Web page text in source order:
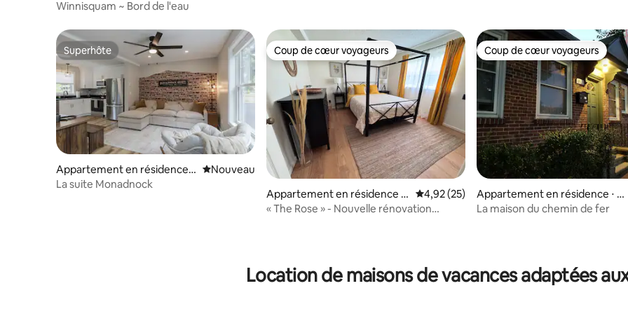
n
Winnisquam ~ Bord de l'eau
Superhôte
Superhôte
Appartement en résidence ⋅
Troy
Nouvel hébergement
Nouveau
La suite Monadnock
Coup de cœur voyageurs
Coup de cœur voyageurs
Appartement en résidence ⋅
Concord
Évaluation moyenne sur la base de 25
4,92 (25)
« The Rose » - Nouvelle rénovation
Coup de cœur voyageurs
Coup de cœur voyageurs
Appartement en résidence ⋅ M
anchester
La maison du chemin de fer
Location de maisons de vacances adaptées